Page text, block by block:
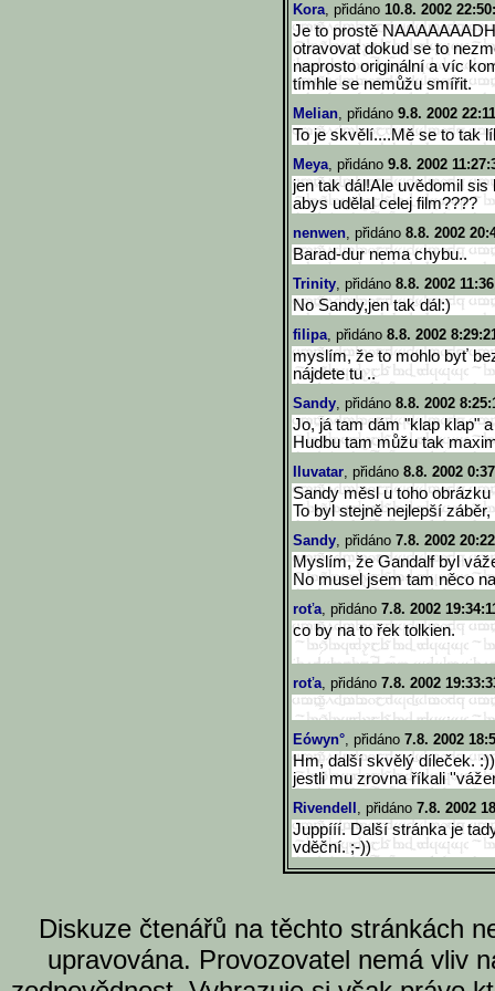
Kora, přidáno 10.8. 2002
Je to prostě
otravovat dokud se to
naprosto originální a víc
tímhle se nemůžu smířit.
Melian, přidáno 9.8. 2002
To je skvělí....Mě se to tak
Meya, přidáno 9.8. 2002
jen tak dál!Ale uvědomil
abys udělal celej film????
nenwen, přidáno 8.8. 2002
Barad-dur nema chybu..
Trinity, přidáno 8.8. 2002
No Sandy,jen tak dál:)
filipa, přidáno 8.8. 2002
myslím, že to mohlo byť
nájdete tu ..
Sandy, přidáno 8.8. 2002
Jo, já tam dám "klap klap"
Hudbu tam můžu tak
Iluvatar, přidáno 8.8. 2002
Sandy měsl u toho
To byl stejně nejlepší
Sandy, přidáno 7.8. 2002
Myslím, že Gandalf byl
No musel jsem tam něco
roťa, přidáno 7.8. 2002
co by na to řek tolkien.
roťa, přidáno 7.8. 2002
Eówyn°, přidáno 7.8. 2002
Hm, další skvělý díleček.
jestli mu zrovna říkali
Rivendell , přidáno 7.8. 2002
Juppííí. Další stránka je
vděční. ;-))
Diskuze čtenářů na těchto stránkách
upravována. Provozovatel nemá vliv